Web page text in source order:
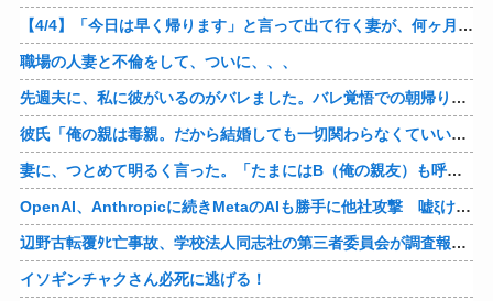
【4/4】「今日は早く帰ります」と言って出て行く妻が、何ヶ月ぶりだろう、見送る私に振り返って手を振っている。罪のなせる気持ちの表れなのか。今日の午後調査員から連絡が入る…
職場の人妻と不倫をして、ついに、、、
先週夫に、私に彼がいるのがバレました。バレ覚悟での朝帰りでしたが・・・ 私は意志を持って彼に抱かれました。その時にはもう結婚生活を終わりにする覚悟が出来ていました。
彼氏「俺の親は毒親。だから結婚しても一切関わらなくていい」私「うん」彼氏「そのかわり俺もお前の親と一切関わらない。結婚の挨拶にも行かない」私「えっ」
妻に、つとめて明るく言った。「たまにはB（俺の親友）も呼んで家で鍋でもしようか。」妻は箸を持つ手をブルブル震わせながら「何でBさんなの？」と。お前の浮気相手だからだよ！！
OpenAI、Anthropicに続きMetaのAIも勝手に他社攻撃 嘘ξけど何これ流行ってんの？
辺野古転覆ﾀﾋ亡事故、学校法人同志社の第三者委員会が調査報告書を公表 … 安全配慮義務違反や安全管理に関する検証を妨げた組織風土の存在を指摘
イソギンチャクさん必死に逃げる！